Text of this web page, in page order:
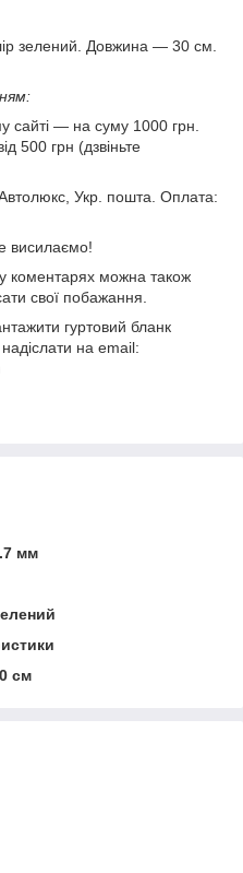
зелений. Довжина — 30 см.
сайті — на суму 1000 грн.
500 грн (дзвіньте
Укр. пошта. Оплата:
висилаємо!
коментарях можна також
свої побажання.
гуртовий бланк
на email:
мм
см